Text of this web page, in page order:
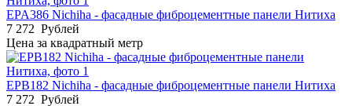
EPA386 Nichiha - фасадные фиброцементные панели Нитиха
7 272 Рублей
Цена за квадратный метр
EPB182 Nichiha - фасадные фиброцементные панели Нитиха
7 272 Рублей